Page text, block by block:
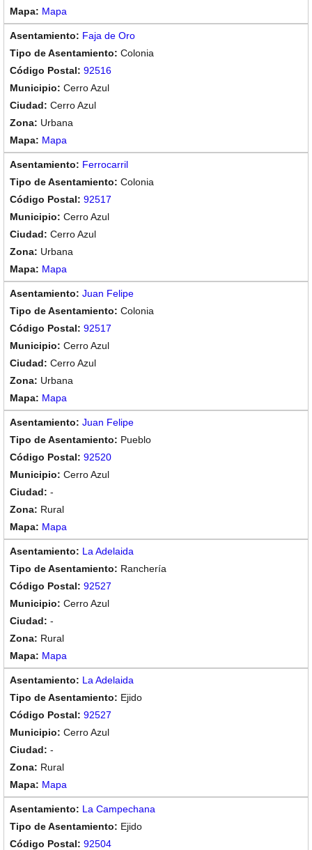
Mapa
Faja de Oro
Colonia
92516
Cerro Azul
Cerro Azul
Urbana
Mapa
Ferrocarril
Colonia
92517
Cerro Azul
Cerro Azul
Urbana
Mapa
Juan Felipe
Colonia
92517
Cerro Azul
Cerro Azul
Urbana
Mapa
Juan Felipe
Pueblo
92520
Cerro Azul
-
Rural
Mapa
La Adelaida
Ranchería
92527
Cerro Azul
-
Rural
Mapa
La Adelaida
Ejido
92527
Cerro Azul
-
Rural
Mapa
La Campechana
Ejido
92504